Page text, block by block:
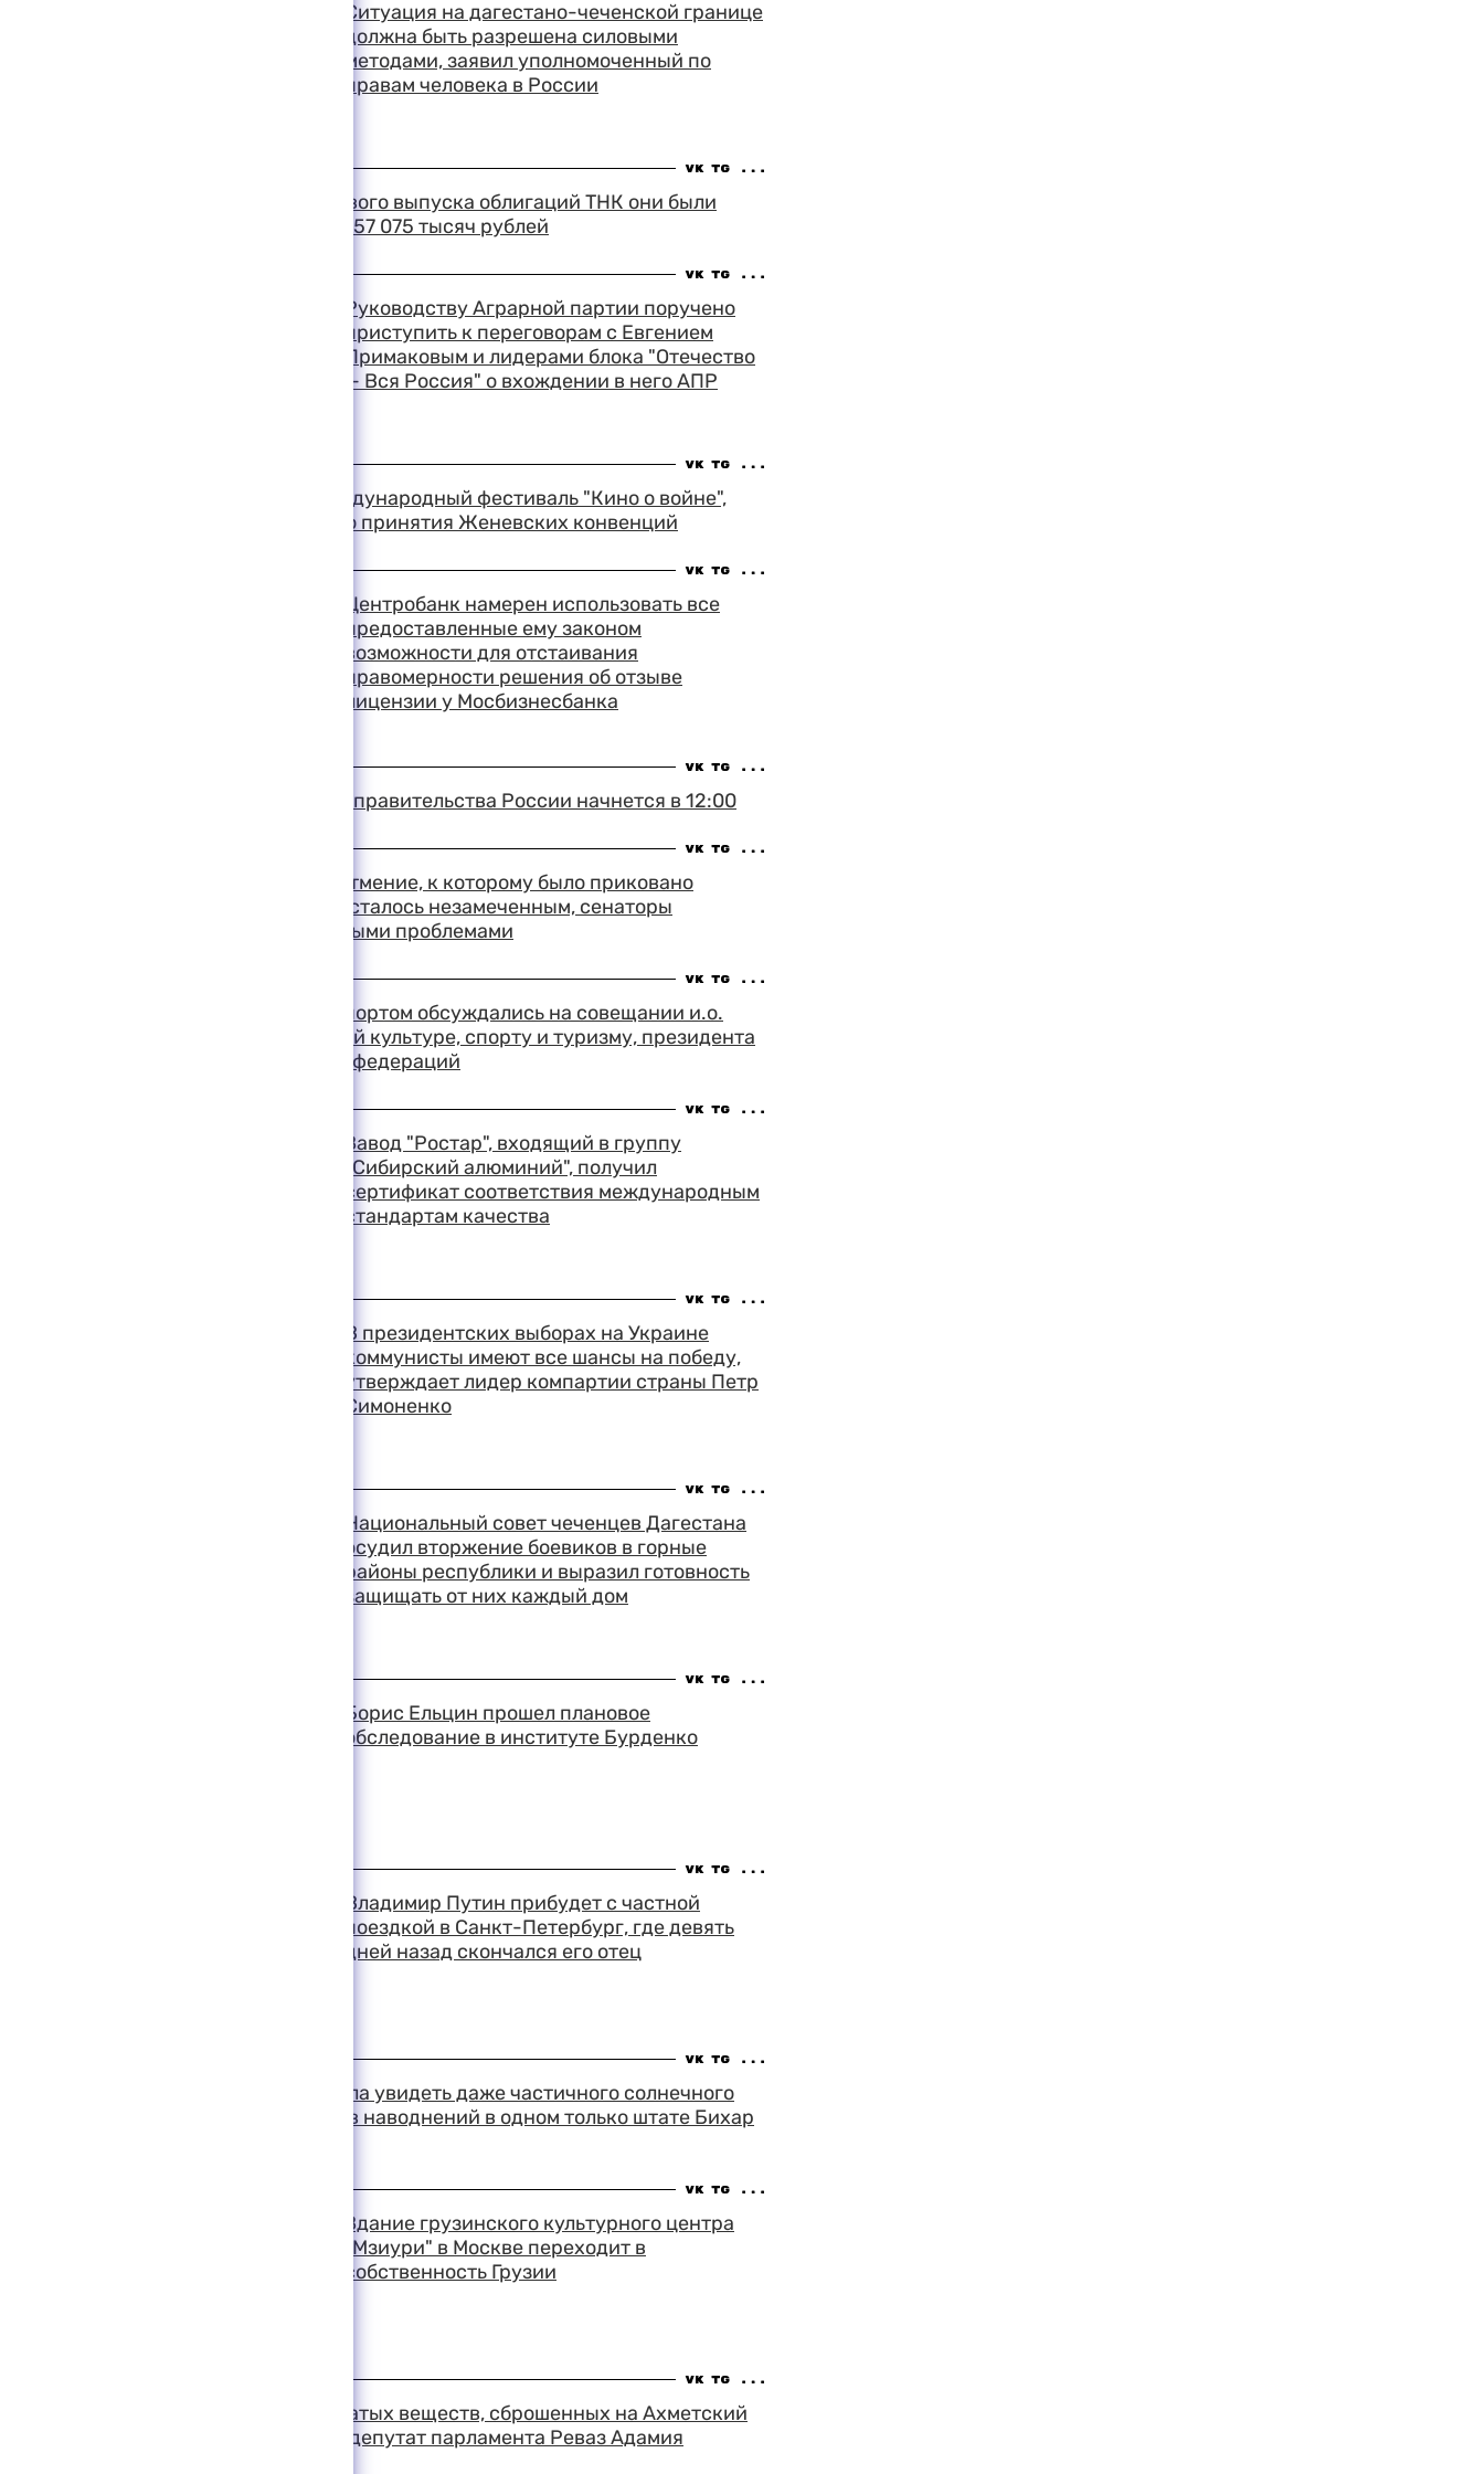
Ситуация на дагестано-чеченской границе
должна быть разрешена силовыми
методами, заявил уполномоченный по
правам человека в России
В ходе проведения первого выпуска облигаций ТНК они были
размещены на сумму 1 157 075 тысяч рублей
Руководству Аграрной партии поручено
приступить к переговорам с Евгением
Примаковым и лидерами блока "Отечество
— Вся Россия" о вхождении в него АПР
В Москве открылся международный фестиваль "Кино о войне",
посвященный 50-летию принятия Женевских конвенций
Центробанк намерен использовать все
предоставленные ему законом
возможности для отстаивания
правомерности решения об отзыве
лицензии у Мосбизнесбанка
Заседание президиума правительства России начнется в 12:00
В Совете Федерации затмение, к которому было приковано
внимание всего мира, осталось незамеченным, сенаторы
занимались более важными проблемами
Вопросы управления спортом обсуждались на совещании и.о.
министра по физической культуре, спорту и туризму, президента
ОКР и глав спортивных федераций
Завод "Ростар", входящий в группу
"Сибирский алюминий", получил
сертификат соответствия международным
стандартам качества
В президентских выборах на Украине
коммунисты имеют все шансы на победу,
утверждает лидер компартии страны Петр
Симоненко
Национальный совет чеченцев Дагестана
осудил вторжение боевиков в горные
районы республики и выразил готовность
защищать от них каждый дом
Борис Ельцин прошел плановое
обследование в институте Бурденко
Владимир Путин прибудет с частной
поездкой в Санкт-Петербург, где девять
дней назад скончался его отец
Столица Индии не смогла увидеть даже частичного солнечного
затмения, а число жертв наводнений в одном только штате Бихар
Здание грузинского культурного центра
"Мзиури" в Москве переходит в
собственность Грузии
Установлен тип взрывчатых веществ, сброшенных на Ахметский
район Грузии, сообщил депутат парламента Реваз Адамия